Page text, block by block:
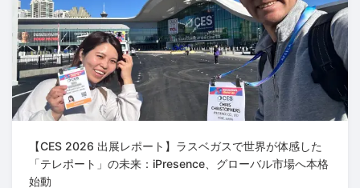
【CES 2026 出展レポート】ラスベガスで世界が体感した
「テレポート」の未来：iPresence、グローバル市場へ本格
始動